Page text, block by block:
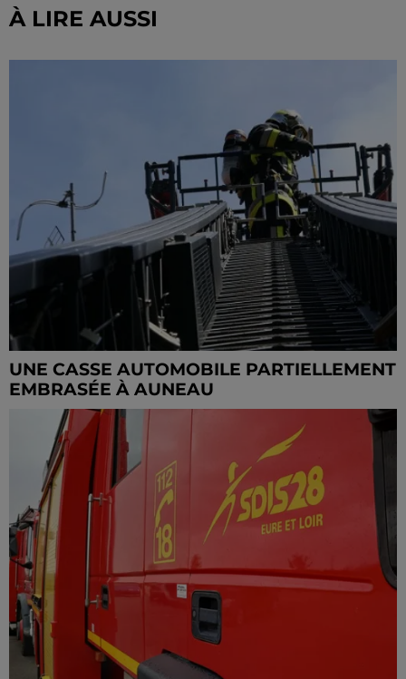
À LIRE AUSSI
UNE CASSE AUTOMOBILE PARTIELLEMENT
EMBRASÉE À AUNEAU